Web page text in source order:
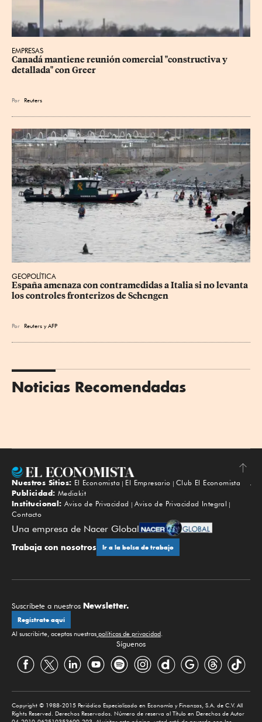
EMPRESAS
Canadá mantiene reunión ‌comercial "constructiva y
detallada" con Greer
Por Reuters
GEOPOLÍTICA
España amenaza con contramedidas a Italia si no levanta
los controles fronterizos de Schengen
Por Reuters yAFP
Noticias Recomendadas
Subir
Nuestros Sitios: El Economista El Empresario
Club El Economista
Publicidad: Mediakit
Institucional: Aviso de Privacidad
Aviso de Privacidad Integral
Contacto
Una empresa de Nacer Global
Trabaja con nosotros Ir a la bolsa de trabajo
Suscríbete a nuestros Newsletter.
Regístrate aquí
Al suscribirte, aceptas nuestras políticas de privacidad
Síguenos
Copyright © 1988-2015 Periódico Especializado en Economía y Finanzas, S.A. de C.V. All
Rights Reserved. Derechos Reservados. Número de reserva al Título en Derechos de Autor